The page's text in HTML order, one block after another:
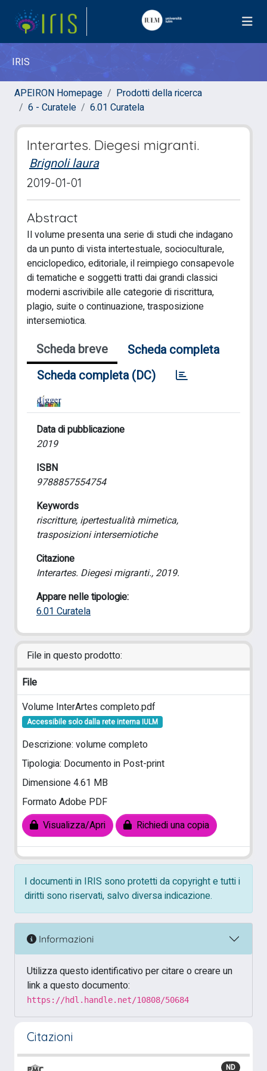
IRIS
APEIRON Homepage
Prodotti della ricerca
6 - Curatele
6.01 Curatela
Interartes. Diegesi migranti.
Brignoli laura
2019-01-01
Abstract
Il volume presenta una serie di studi che indagano
da un punto di vista intertestuale, socioculturale,
enciclopedico, editoriale, il reimpiego consapevole
di tematiche e soggetti tratti dai grandi classici
moderni ascrivibile alle categorie di riscrittura,
plagio, suite o continuazione, trasposizione
intersemiotica.
Scheda breve
Scheda completa
Scheda completa (DC)
Data di pubblicazione
2019
ISBN
9788857554754
Keywords
riscritture, ipertestualità mimetica,
trasposizioni intersemiotiche
Citazione
Interartes. Diegesi migranti., 2019.
Appare nelle tipologie:
6.01 Curatela
File in questo prodotto:
File
Volume InterArtes completo.pdf
Accessibile solo dalla rete interna IULM
Descrizione: volume completo
Tipologia: Documento in Post-print
Dimensione 4.61 MB
Formato Adobe PDF
Visualizza/Apri
Richiedi una copia
I documenti in IRIS sono protetti da copyright e tutti i
diritti sono riservati, salvo diversa indicazione.
Informazioni
Utilizza questo identificativo per citare o creare un
link a questo documento:
https://hdl.handle.net/10808/50684
Citazioni
ND